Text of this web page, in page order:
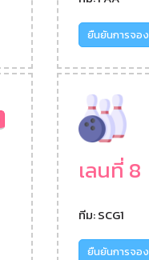
ยืนยันการจอง
เลนที่ 8
ทีม: SCG1
ยืนยันการจอง